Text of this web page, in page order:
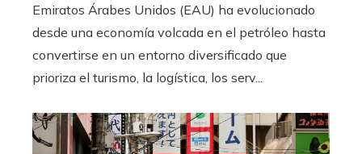
Emiratos Árabes Unidos (EAU) ha evolucionado
desde una economía volcada en el petróleo hasta
convertirse en un entorno diversificado que
prioriza el turismo, la logística, los serv...